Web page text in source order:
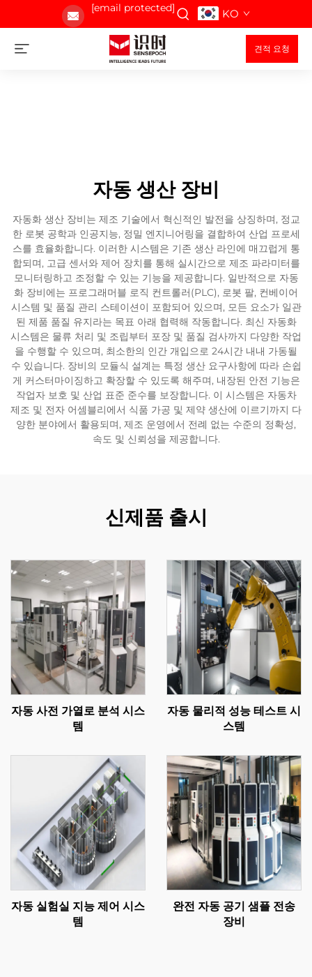
[email protected] KO
견적 요청
자동 생산 장비
자동화 생산 장비는 제조 기술에서 혁신적인 발전을 상징하며, 정교
한 로봇 공학과 인공지능, 정밀 엔지니어링을 결합하여 산업 프로세
스를 효율화합니다. 이러한 시스템은 기존 생산 라인에 매끄럽게 통
합되며, 고급 센서와 제어 장치를 통해 실시간으로 제조 파라미터를
모니터링하고 조정할 수 있는 기능을 제공합니다. 일반적으로 자동
화 장비에는 프로그래머블 로직 컨트롤러(PLC), 로봇 팔, 컨베이어
시스템 및 품질 관리 스테이션이 포함되어 있으며, 모든 요소가 일관
된 제품 품질 유지라는 목표 아래 협력해 작동합니다. 최신 자동화
시스템은 물류 처리 및 조립부터 포장 및 품질 검사까지 다양한 작업
을 수행할 수 있으며, 최소한의 인간 개입으로 24시간 내내 가동될
수 있습니다. 장비의 모듈식 설계는 특정 생산 요구사항에 따라 손쉽
게 커스터마이징하고 확장할 수 있도록 해주며, 내장된 안전 기능은
작업자 보호 및 산업 표준 준수를 보장합니다. 이 시스템은 자동차
제조 및 전자 어셈블리에서 식품 가공 및 제약 생산에 이르기까지 다
양한 분야에서 활용되며, 제조 운영에서 전례 없는 수준의 정확성,
속도 및 신뢰성을 제공합니다.
신제품 출시
자동 사전 가열로 분석 시스
템
자동 물리적 성능 테스트 시
스템
자동 실험실 지능 제어 시스
템
완전 자동 공기 샘플 전송
장비